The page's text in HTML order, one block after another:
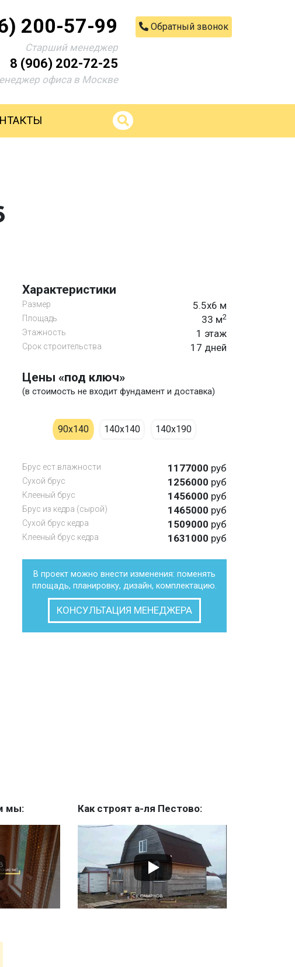
200-57-99
Старший менеджер
8 (906) 202-72-25
офиса в Москве
Обратный звонок
Характеристики
Размер 5.5х6 м
Площадь 33 м2
Этажность 1 этаж
Срок строительства 17 дней
Цены «под ключ»
(в стоимость не входит фундамент и доставка)
90х140 140х140 140х190
Брус ест.влажности 1177000 руб
Cухой брус 1256000 руб
Клееный брус 1456000 руб
Брус из кедра (сырой) 1465000 руб
Сухой брус кедра 1509000 руб
Клееный брус кедра 1631000 руб
В проект можно внести изменения: поменять
площадь, планировку, дизайн, комплектацию.
КОНСУЛЬТАЦИЯ МЕНЕДЖЕРА
мы: Как строят а-ля Пестово: